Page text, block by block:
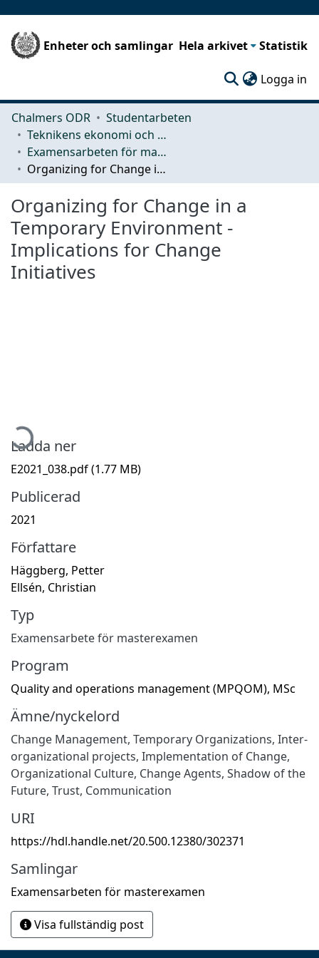
Enheter och samlingar Hela arkivet Statistik
Logga in
Chalmers ODR
Studentarbeten
Teknikens ekonomi och organisation
Examensarbeten för masterexamen
Organizing for Change in a Temporary Environment - Implications for Change Initiatives
Organizing for Change in a
Temporary Environment -
Implications for Change
Initiatives
Ladda ner
E2021_038.pdf(1.77 MB)
Publicerad
2021
Författare
Häggberg, Petter
Ellsén, Christian
Typ
Examensarbete för masterexamen
Program
Quality and operations management (MPQOM), MSc
Ämne/nyckelord
Change Management, Temporary Organizations, Inter-
organizational projects, Implementation of Change,
Organizational Culture, Change Agents, Shadow of the
Future, Trust, Communication
URI
https://hdl.handle.net/20.500.12380/302371
Samlingar
Examensarbeten för masterexamen
Visa fullständig post